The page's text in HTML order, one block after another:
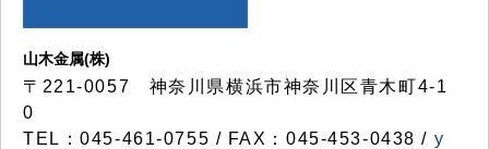
山木金属(株)
〒221-0057 神奈川県横浜市神奈川区青木町4-1
0
TEL：045-461-0755 / FAX：045-453-0438 / y